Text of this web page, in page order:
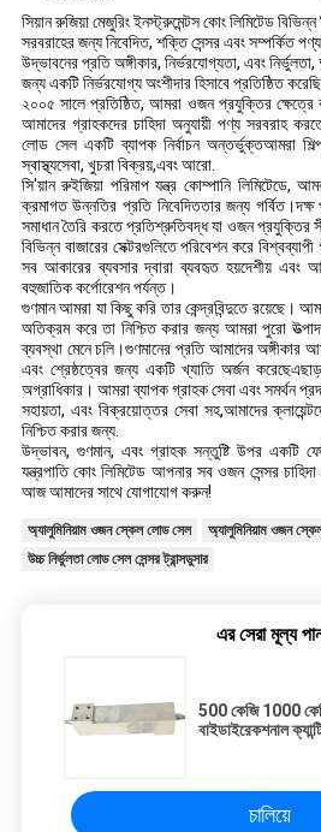
সিয়ান রুজিয়া মেজুরিং ইনস্ট্রুমেন্টস কোং লিমিটেড বিভিন্ন
সরবরাহের জন্য নিবেদিত, শক্তি সেন্সর এবং সম্পর্কিত
উদ্ভাবনের প্রতি অঙ্গীকার, নির্ভরযোগ্যতা, এবং
জন্য একটি নির্ভরযোগ্য অংশীদার হিসাবে প্রতিষ্ঠিত
২০০৫ সালে প্রতিষ্ঠিত, আমরা ওজন প্রযুক্তির ক্ষেত্রে
আমাদের গ্রাহকদের চাহিদা অনুযায়ী পণ্য সরবরাহ
লোড সেল একটি ব্যাপক নির্বাচন অন্তর্ভুক্তআমরা
স্বাস্থ্যসেবা, খুচরা বিক্রয়,এবং আরো.
সি'য়ান রুইজিয়া পরিমাপ যন্ত্র কোম্পানি লিমিটেডে,
ক্রমাগত উন্নতির প্রতি নিবেদিততার জন্য
সমাধান তৈরি করতে প্রতিশ্রুতিবদ্ধ যা ওজন প্রযুক্তির
বিভিন্ন বাজারের সেক্টরগুলিতে পরিবেশন করে
সব আকারের ব্যবসার দ্বারা ব্যবহৃত হয়দেশীয় এবং
বহুজাতিক কর্পোরেশন পর্যন্ত।
গুণমান আমরা যা কিছু করি তার কেন্দ্রবিন্দুতে রয়েছে।
অতিক্রম করে তা নিশ্চিত করার জন্য আমরা পুরো
ব্যবস্থা মেনে চলি।গুণমানের প্রতি আমাদের অঙ্গীকার
এবং শ্রেষ্ঠত্বের জন্য একটি খ্যাতি অর্জন
অগ্রাধিকার। আমরা ব্যাপক গ্রাহক সেবা এবং সমর্থন
সহায়তা, এবং বিক্রয়োত্তর সেবা সহ,আমাদের
নিশ্চিত করার জন্য.
উদ্ভাবন, গুণমান, এবং গ্রাহক সন্তুষ্টি উপর একটি
যন্ত্রপাতি কোং লিমিটেড আপনার সব ওজন সেন্সর
আজ আমাদের সাথে যোগাযোগ করুন!
অ্যালুমিনিয়াম ওজন স্কেল লোড সেল
অ্যালুমিনিয়াম ওজন
উচ্চ নির্ভুলতা লোড সেল সেন্সর ট্রান্সডুসার
এর সেরা মূল্য
500 কেজি 1000
বাইডাইরেকশনাল
চালিয়ে